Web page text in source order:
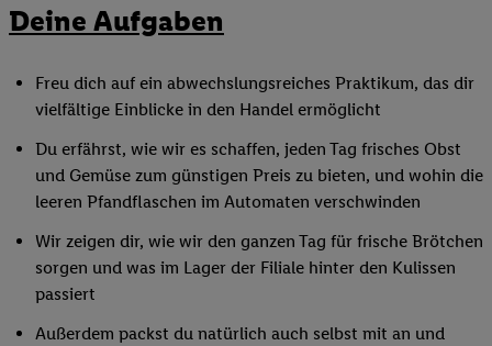
Deine Aufgaben
Freu dich auf ein abwechslungsreiches Praktikum, das dir
vielfältige Einblicke in den Handel ermöglicht
Du erfährst, wie wir es schaffen, jeden Tag frisches Obst
und Gemüse zum günstigen Preis zu bieten, und wohin die
leeren Pfandflaschen im Automaten verschwinden
Wir zeigen dir, wie wir den ganzen Tag für frische Brötchen
sorgen und was im Lager der Filiale hinter den Kulissen
passiert
Außerdem packst du natürlich auch selbst mit an und